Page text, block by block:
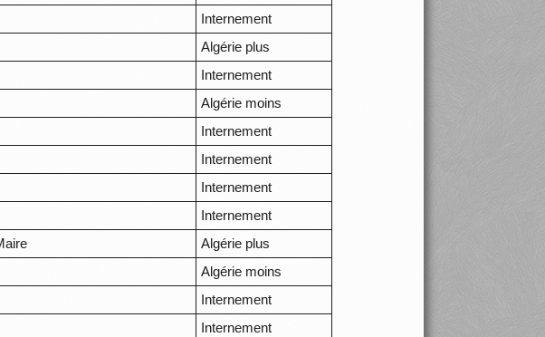
Internement
Algérie plus
Internement
Algérie moins
Internement
Internement
Internement
Internement
Algérie plus
Algérie moins
Internement
Internement